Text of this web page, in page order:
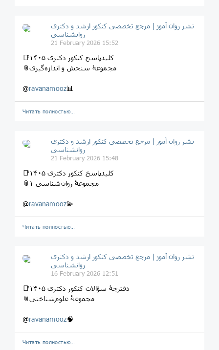
نشر روان‌ آموز | مرجع تخصصی کنکور ارشد و دکتری
روانشناسی
21 February 2026 15:52
📑کلیدپاسخ کنکور دکتری ۱۴۰۵
📎مجموعۀ سنجش و اندازه‌گیری
@ravanamooz📊
Читать полностью…
نشر روان‌ آموز | مرجع تخصصی کنکور ارشد و دکتری
روانشناسی
21 February 2026 15:48
📑کلیدپاسخ کنکور دکتری ۱۴۰۵
📎مجموعۀ روان‌شناسی ۱
@ravanamooz💫
Читать полностью…
نشر روان‌ آموز | مرجع تخصصی کنکور ارشد و دکتری
روانشناسی
16 February 2026 12:51
📑دفترچهٔ سؤالات کنکور دکتری ۱۴۰۵
📎مجموعهٔ علوم‌شناختی
@ravanamooz🧠
Читать полностью…